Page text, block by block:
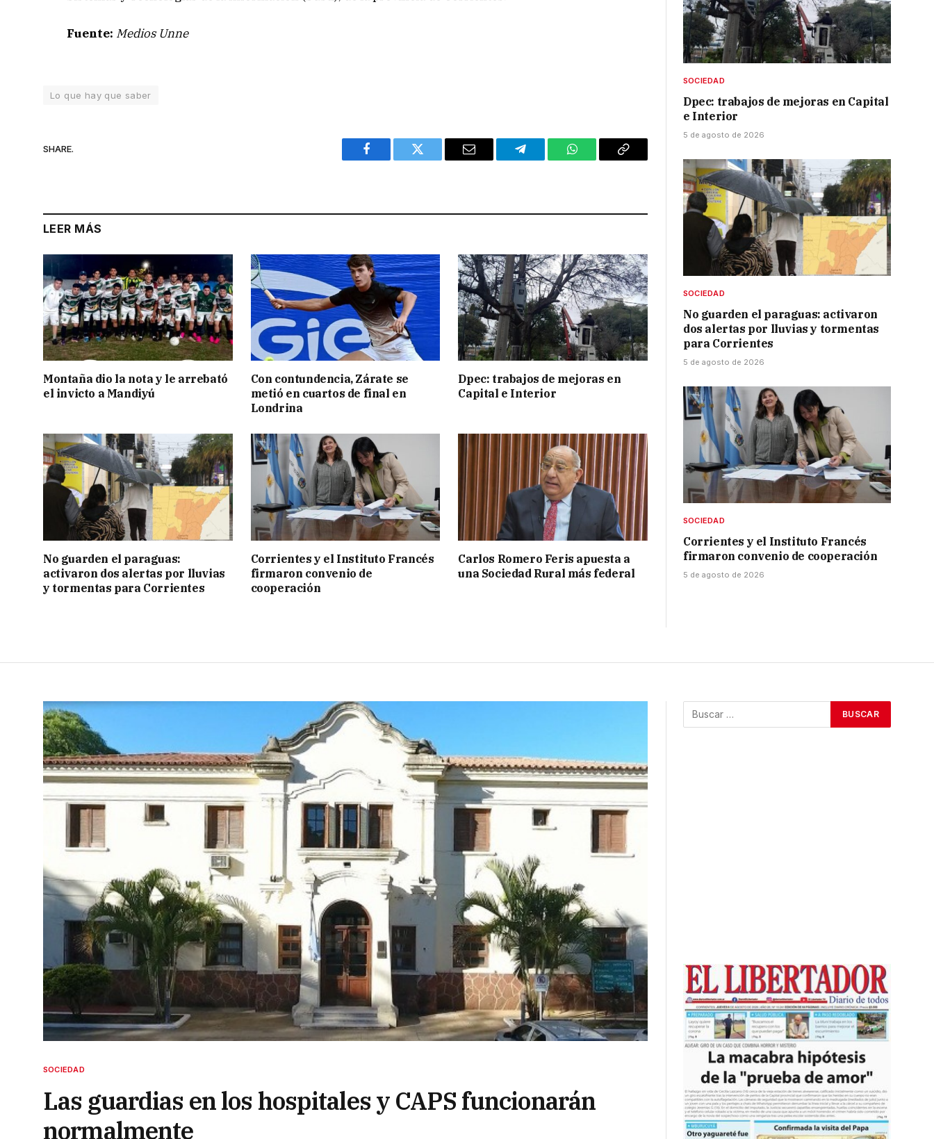
Fuente: Medios Unne
Lo que hay que saber
SHARE.
Facebook Twitter Email Telegram WhatsAppCopy
LEER MÁS
Montaña dio la nota y le arrebató
el invicto a Mandiyú
Con contundencia, Zárate se
metió en cuartos de final en
Londrina
Dpec: trabajos de mejoras en
Capital e Interior
No guarden el paraguas:
activaron dos alertas por lluvias
y tormentas para Corrientes
Corrientes y el Instituto Francés
firmaron convenio de
cooperación
Carlos Romero Feris apuesta a
una Sociedad Rural más federal
SOCIEDAD
Dpec: trabajos de mejoras en Capital
e Interior
5 de agosto de 2026
SOCIEDAD
No guarden el paraguas: activaron
dos alertas por lluvias y tormentas
para Corrientes
5 de agosto de 2026
SOCIEDAD
Corrientes y el Instituto Francés
firmaron convenio de cooperación
5 de agosto de 2026
SOCIEDAD
Las guardias en los hospitales y CAPS funcionarán
normalmente